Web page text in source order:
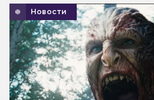
Новости